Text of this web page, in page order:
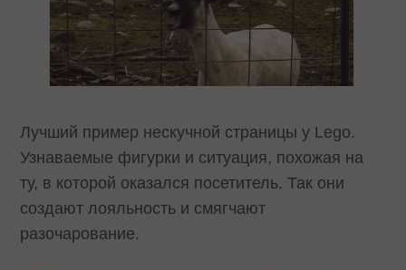
Лучший пример нескучной страницы у Lego.
Узнаваемые фигурки и ситуация, похожая на
ту, в которой оказался посетитель. Так они
создают лояльность и смягчают
разочарование.